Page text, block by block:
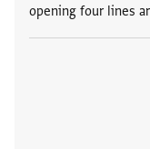
opening four lines